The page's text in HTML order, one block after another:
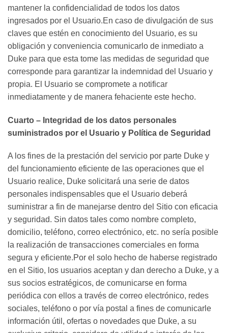
mantener la confidencialidad de todos los datos
ingresados por el Usuario.En caso de divulgación de sus
claves que estén en conocimiento del Usuario, es su
obligación y conveniencia comunicarlo de inmediato a
Duke para que esta tome las medidas de seguridad que
corresponde para garantizar la indemnidad del Usuario y
propia. El Usuario se compromete a notificar
inmediatamente y de manera fehaciente este hecho.
Cuarto – Integridad de los datos personales
suministrados por el Usuario y Política de Seguridad
A los fines de la prestación del servicio por parte Duke y
del funcionamiento eficiente de las operaciones que el
Usuario realice, Duke solicitará una serie de datos
personales indispensables que el Usuario deberá
suministrar a fin de manejarse dentro del Sitio con eficacia
y seguridad. Sin datos tales como nombre completo,
domicilio, teléfono, correo electrónico, etc. no sería posible
la realización de transacciones comerciales en forma
segura y eficiente.Por el solo hecho de haberse registrado
en el Sitio, los usuarios aceptan y dan derecho a Duke, y a
sus socios estratégicos, de comunicarse en forma
periódica con ellos a través de correo electrónico, redes
sociales, teléfono o por vía postal a fines de comunicarle
información útil, ofertas o novedades que Duke, a su